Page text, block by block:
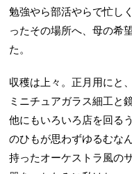
勉強やら部活やらで忙し
ったその場所へ、母の希
た。
収穫は上々。正月用にと
ミニチュアガラス細工と
他にもいろいろ店を回る
のひもが思わずゆるむな
持ったオーケストラ風の